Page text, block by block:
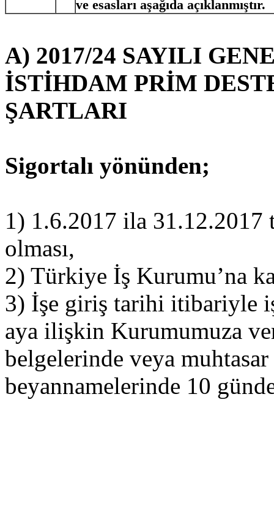
ve esasları aşağıda açıklanmıştır.
A) 2017/24 SAYILI
İSTİHDAM PRİM
ŞARTLARI
Sigortalı yönünden;
1) 1.6.2017 ila 31.12.2017
olması,
2) Türkiye İş Kurumu’na
3) İşe giriş tarihi itibariyle
aya ilişkin Kurumumuza
belgelerinde veya
beyannamelerinde 10